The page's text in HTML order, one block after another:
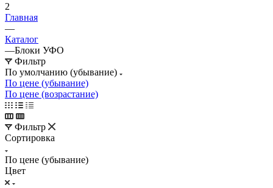
2
Главная
—
Каталог
—Блоки УФО
Фильтр
По умолчанию (убывание)
По цене (убывание)
По цене (возрастание)
Фильтр
Сортировка
По цене (убывание)
Цвет